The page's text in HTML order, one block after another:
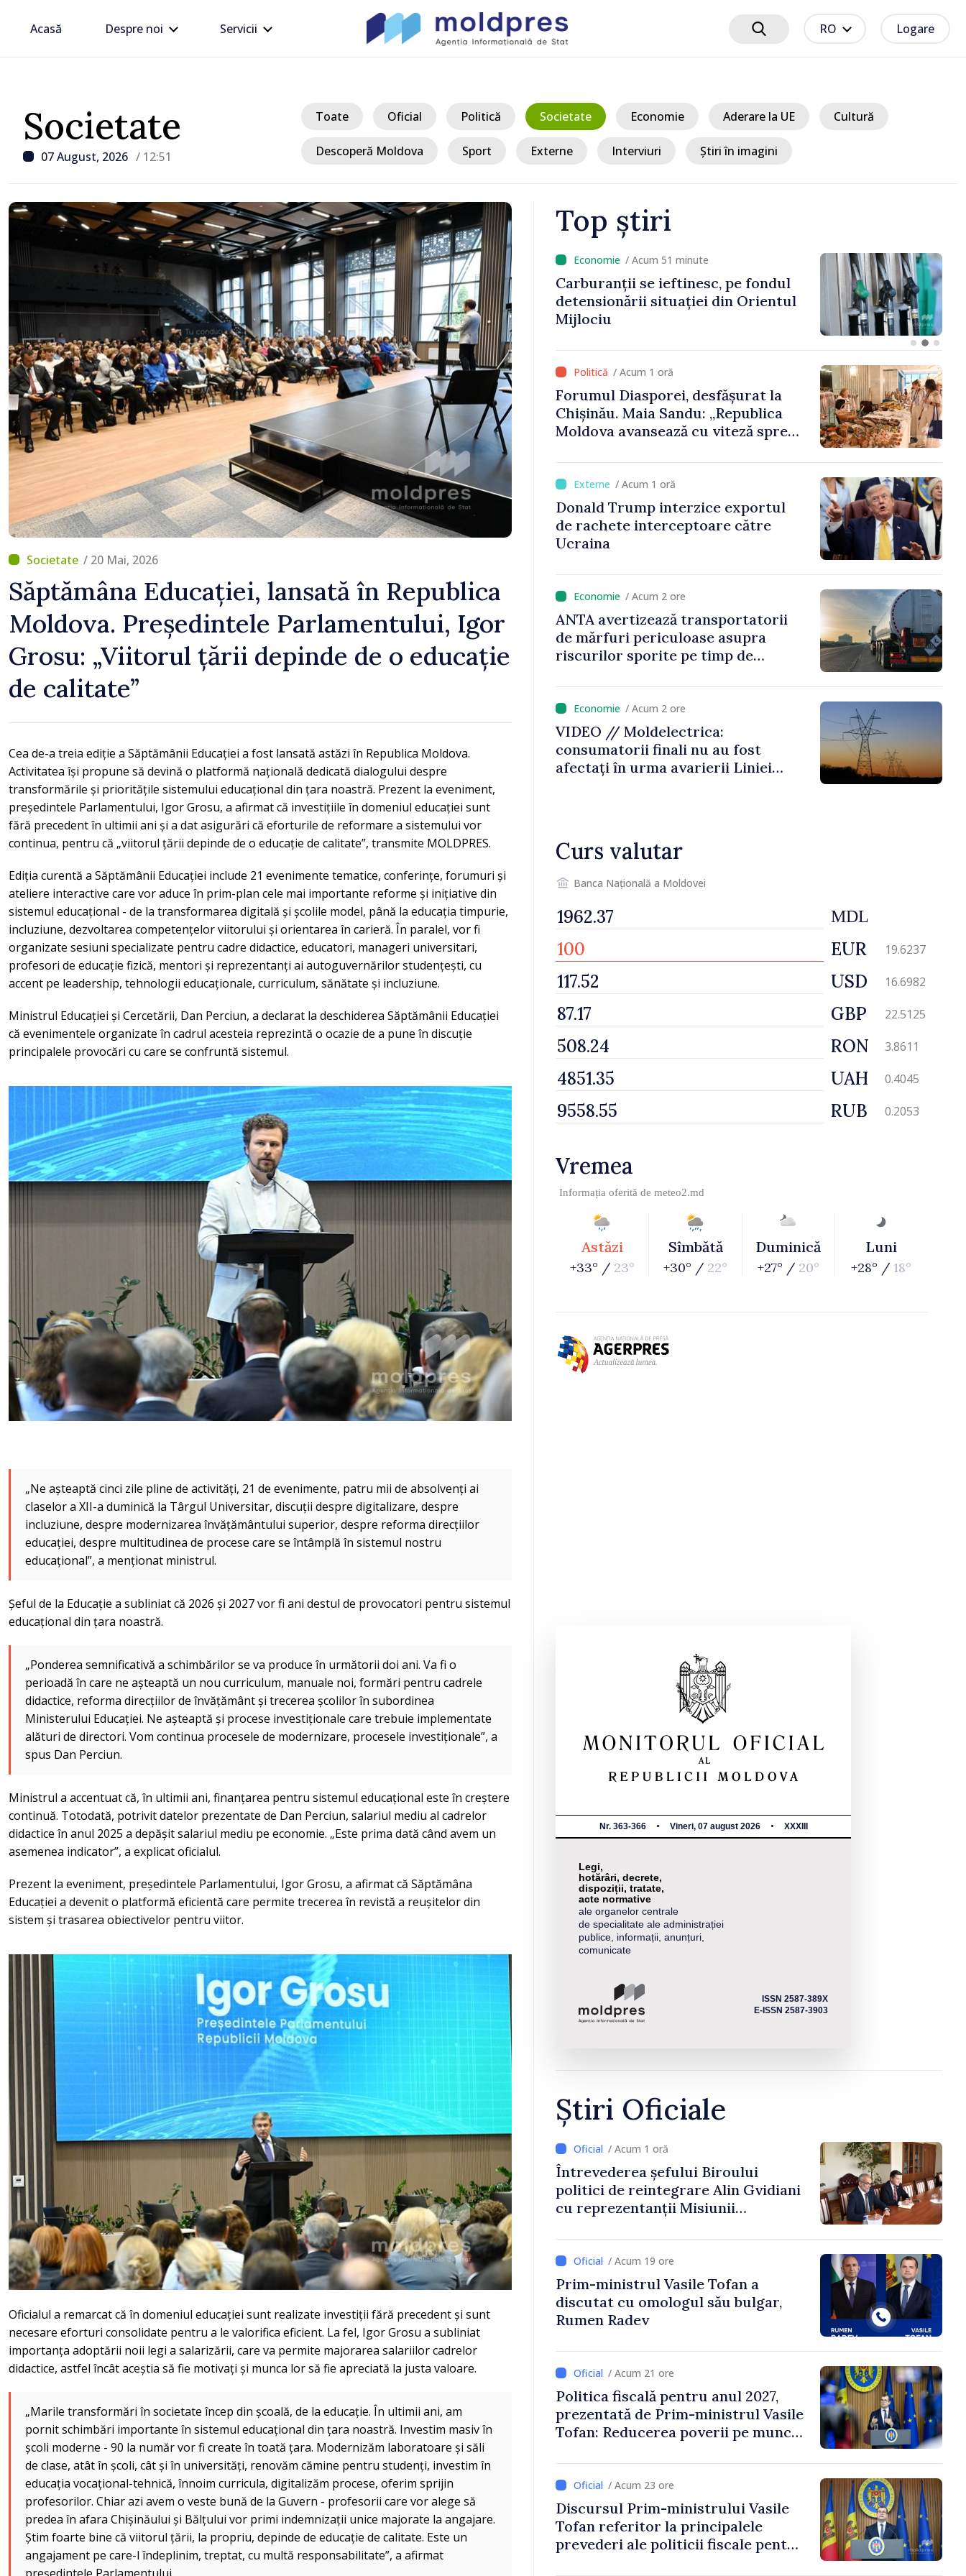
Acasă Despre noi Servicii RO Logare
Societate
07 August, 2026 / 12:51
Toate Oficial Politică Societate Economie Aderare la UE Cultură
Descoperă Moldova Sport Externe Interviuri Știri în imagini
/ 20 Mai, 2026
Săptămâna Educației, lansată în Republica
Moldova. Președintele Parlamentului, Igor
Grosu: „Viitorul țării depinde de o educație
de calitate”
Cea de-a treia ediție a Săptămânii Educației a fost lansată astăzi în Republica Moldova.
Activitatea își propune să devină o platformă națională dedicată dialogului despre
transformările și prioritățile sistemului educațional din țara noastră. Prezent la eveniment,
președintele Parlamentului, Igor Grosu, a afirmat că investițiile în domeniul educației sunt
fără precedent în ultimii ani și a dat asigurări că eforturile de reformare a sistemului vor
continua, pentru că „viitorul țării depinde de o educație de calitate”, transmite MOLDPRES.
Ediția curentă a Săptămânii Educației include 21 evenimente tematice, conferințe, forumuri și
ateliere interactive care vor aduce în prim-plan cele mai importante reforme și inițiative din
sistemul educațional - de la transformarea digitală și școlile model, până la educația timpurie,
incluziune, dezvoltarea competențelor viitorului și orientarea în carieră. În paralel, vor fi
organizate sesiuni specializate pentru cadre didactice, educatori, manageri universitari,
profesori de educație fizică, mentori și reprezentanți ai autoguvernărilor studențești, cu
accent pe leadership, tehnologii educaționale, curriculum, sănătate și incluziune.
Ministrul Educației și Cercetării, Dan Perciun, a declarat la deschiderea Săptămânii Educației
că evenimentele organizate în cadrul acesteia reprezintă o ocazie de a pune în discuție
principalele provocări cu care se confruntă sistemul.
„Ne așteaptă cinci zile pline de activități, 21 de evenimente, patru mii de absolvenți ai
claselor a XII-a duminică la Târgul Universitar, discuții despre digitalizare, despre
incluziune, despre modernizarea învățământului superior, despre reforma direcțiilor
educației, despre multitudinea de procese care se întâmplă în sistemul nostru
educațional”, a menționat ministrul.
Șeful de la Educație a subliniat că 2026 și 2027 vor fi ani destul de provocatori pentru sistemul
educațional din țara noastră.
„Ponderea semnificativă a schimbărilor se va produce în următorii doi ani. Va fi o
perioadă în care ne așteaptă un nou curriculum, manuale noi, formări pentru cadrele
didactice, reforma direcțiilor de învățământ și trecerea școlilor în subordinea
Ministerului Educației. Ne așteaptă și procese investiționale care trebuie implementate
alături de directori. Vom continua procesele de modernizare, procesele investiționale”, a
spus Dan Perciun.
Ministrul a accentuat că, în ultimii ani, finanțarea pentru sistemul educațional este în creștere
continuă. Totodată, potrivit datelor prezentate de Dan Perciun, salariul mediu al cadrelor
didactice în anul 2025 a depășit salariul mediu pe economie. „Este prima dată când avem un
asemenea indicator”, a explicat oficialul.
Prezent la eveniment, președintele Parlamentului, Igor Grosu, a afirmat că Săptămâna
Educației a devenit o platformă eficientă care permite trecerea în revistă a reușitelor din
sistem și trasarea obiectivelor pentru viitor.
Oficialul a remarcat că în domeniul educației sunt realizate investiții fără precedent și sunt
necesare eforturi consolidate pentru a le valorifica eficient. La fel, Igor Grosu a subliniat
importanța adoptării noii legi a salarizării, care va permite majorarea salariilor cadrelor
didactice, astfel încât aceștia să fie motivați și munca lor să fie apreciată la justa valoare.
„Marile transformări în societate încep din școală, de la educație. În ultimii ani, am
pornit schimbări importante în sistemul educațional din țara noastră. Investim masiv în
școli moderne - 90 la număr vor fi create în toată țara. Modernizăm laboratoare și săli
de clase, atât în școli, cât și în universități, renovăm cămine pentru studenți, investim în
educația vocațional-tehnică, înnoim curricula, digitalizăm procese, oferim sprijin
profesorilor. Chiar azi avem o veste bună de la Guvern - profesorii care vor alege să
predea în afara Chișinăului și Bălțului vor primi indemnizații unice majorate la angajare.
Știm foarte bine că viitorul țării, la propriu, depinde de educație de calitate. Este un
angajament pe care-l îndeplinim, treptat, cu multă responsabilitate”, a afirmat
Top știri
/ Acum 51 minute
Carburanții se ieftinesc, pe fondul
detensionării situației din Orientul
Mijlociu
/ Acum 1 oră
Cetățenii Republicii Moldova pot
obține burse de studii în Marea
Britanie
/ Acum 1 oră
Forumul Diasporei, desfășurat la
Chișinău. Maia Sandu: „Republica
Moldova avansează cu viteză spre
susținerea acestui parcurs”
/ Acum 1 oră
Donald Trump interzice exportul
de rachete interceptoare către
Ucraina
/ Acum 2 ore
ANTA avertizează transportatorii
de mărfuri periculoase asupra
riscurilor sporite pe timp de
/ Acum 2 ore
VIDEO // Moldelectrica:
consumatorii finali nu au fost
afectați în urma avarierii Liniei
Curs valutar
Banca Națională a Moldovei
MDL
EUR 19.6237
USD 16.6982
GBP 22.5125
RON 3.8611
UAH 0.4045
RUB 0.2053
Vremea
Informația oferită de meteo2.md
Astăzi
+33° / 23°
Sîmbătă
+30° / 22°
Duminică
+27° / 20°
Luni
+28° / 18°
Nr. 363-366 Vineri, 07 august 2026 XXXIII
Legi,
hotărâri, decrete,
dispoziții, tratate,
acte normative
ale organelor centrale
de specialitate ale administrației
publice, informații, anunțuri,
comunicate
ISSN 2587-389X
E-ISSN 2587-3903
Știri Oficiale
/ Acum 1 oră
Întrevederea șefului Biroului
politici de reintegrare Alin Gvidiani
cu reprezentanții Misiunii
/ Acum 19 ore
Prim-ministrul Vasile Tofan a
discutat cu omologul său bulgar,
Rumen Radev
/ Acum 21 ore
Politica fiscală pentru anul 2027,
prezentată de Prim-ministrul Vasile
Tofan: Reducerea poverii pe muncă,
/ Acum 23 ore
Discursul Prim-ministrului Vasile
Tofan referitor la principalele
prevederi ale politicii fiscale pentru